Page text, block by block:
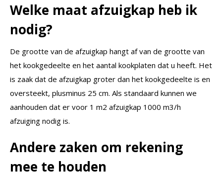
Welke maat afzuigkap heb ik
nodig?
De grootte van de afzuigkap hangt af van de grootte van
het kookgedeelte en het aantal kookplaten dat u heeft. Het
is zaak dat de afzuigkap groter dan het kookgedeelte is en
oversteekt, plusminus 25 cm. Als standaard kunnen we
aanhouden dat er voor 1 m2 afzuigkap 1000 m3/h
afzuiging nodig is.
Andere zaken om rekening
mee te houden